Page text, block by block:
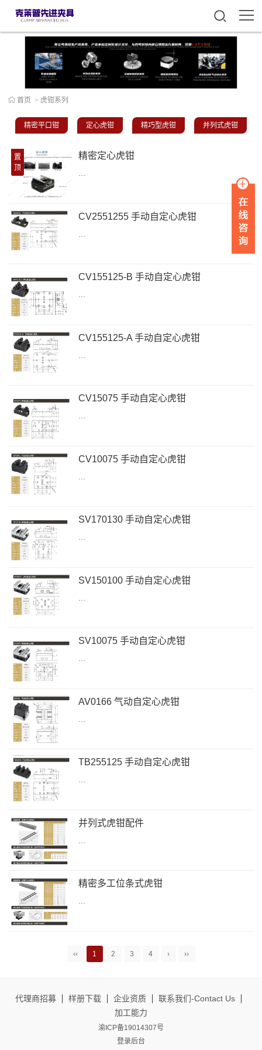
首页 > 虎钳系列
精密平口钳 定心虎钳 精巧型虎钳 并列式虎钳
置
顶
精密定心虎钳
...
CV2551255 手动自定心虎钳
CV155125-B 手动自定心虎钳
...
CV155125-A 手动自定心虎钳
CV15075 手动自定心虎钳
...
CV10075 手动自定心虎钳
SV170130 手动自定心虎钳
...
SV150100 手动自定心虎钳
SV10075 手动自定心虎钳
...
AV0166 气动自定心虎钳
TB255125 手动自定心虎钳
...
并列式虎钳配件
精密多工位条式虎钳
...
‹‹ 1 2 3 4 › ››
代理商招募 样册下载 企业资质
联系我们-Contact Us
加工能力
渝ICP备19014307号
登录后台